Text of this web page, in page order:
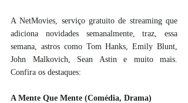
A NetMovies, serviço gratuito de streaming que
adiciona novidades semanalmente, traz, essa
semana, astros como Tom Hanks, Emily Blunt,
John Malkovich, Sean Astin e muito mais.
Confira os destaques:
A Mente Que Mente (Comédia, Drama)